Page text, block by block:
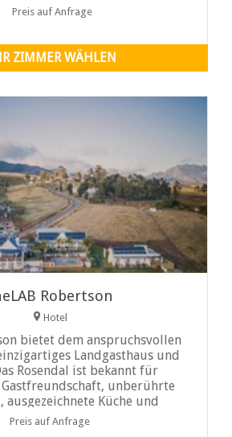
Preis auf Anfrage
ZIMMER WÄHLEN
Robertson
Hotel
bietet dem anspruchsvollen
Landgasthaus und
Rosendal ist bekannt für
unberührte
ausgezeichnete Küche und
Preis auf Anfrage